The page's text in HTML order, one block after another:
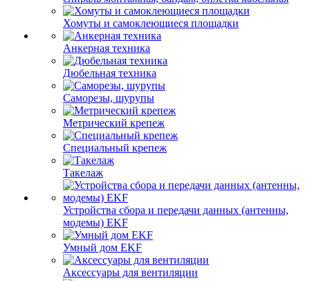
Хомуты и самоклеющиеся площадки
Анкерная техника
Дюбельная техника
Саморезы, шурупы
Метрический крепеж
Специальный крепеж
Такелаж
Устройства сбора и передачи данных (антенны,
модемы) EKF
Умный дом EKF
Аксессуары для вентиляции